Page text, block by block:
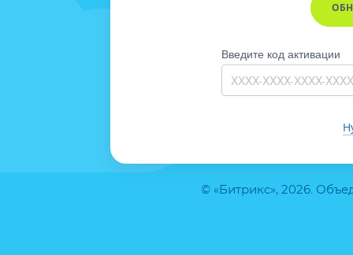
© «Битрикс», 2026.
Введите код активации